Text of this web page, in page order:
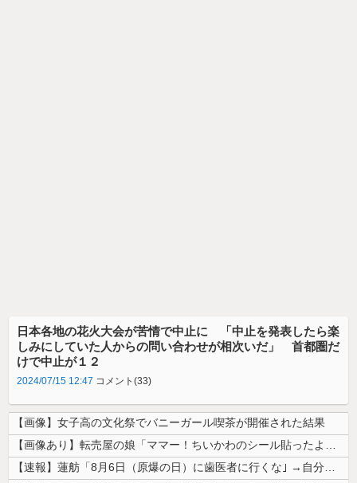
日本各地の花火大会が苦情で中止に 「中止を発表したら楽
しみにしていた人からの問い合わせが相次いだ」 首都圏だ
けで中止が１２
2024/07/15 12:47 コメント(33)
【画像】女子高の文化祭でバニーガール喫茶が開催された結果
【画像あり】転売屋の娘「ママー！ちいかわのシール貼ったよー！」親「！！...
【速報】蓮舫「8月6日（原爆の日）に歯医者に行くな｣ →自分は9月1日...